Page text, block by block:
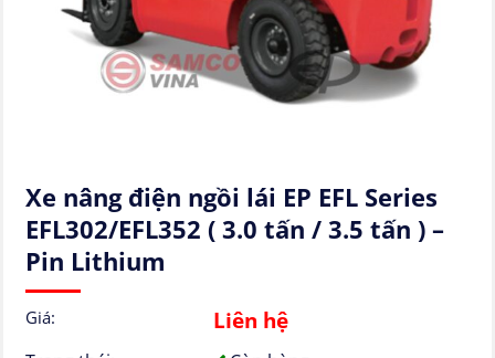
Xe nâng điện ngồi lái EP EFL Series
EFL302/EFL352 ( 3.0 tấn / 3.5 tấn ) –
Pin Lithium
Giá: Liên hệ